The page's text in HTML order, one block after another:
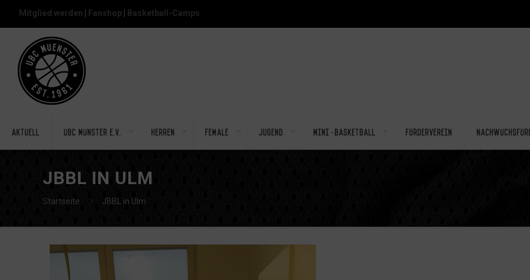
Mitglied werden Fanshop Basketball-Camps
Aktuell UBC Münster e.V. Herren Female Jugend Mini-Basketball Förderverein
JBBL IN ULM
Startseite JBBL in Ulm